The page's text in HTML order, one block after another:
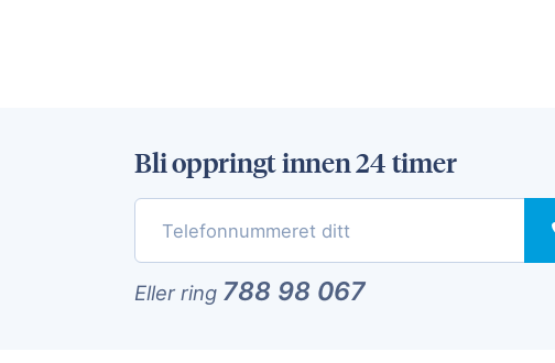
Bli oppringt innen 24 timer
Eller ring 788 98 067